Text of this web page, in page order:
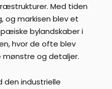
Med tiden
og markisen blev et
bylandskaber i
hvor de ofte blev
og detaljer.
den industrielle